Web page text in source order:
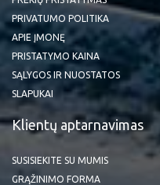
PRIVATUMO POLITIKA
APIE ĮMONĘ
PRISTATYMO KAINA
SĄLYGOS IR NUOSTATOS
SLAPUKAI
Klientų aptarnavimas
SUSISIEKITE SU MUMIS
GRĄŽINIMO FORMA